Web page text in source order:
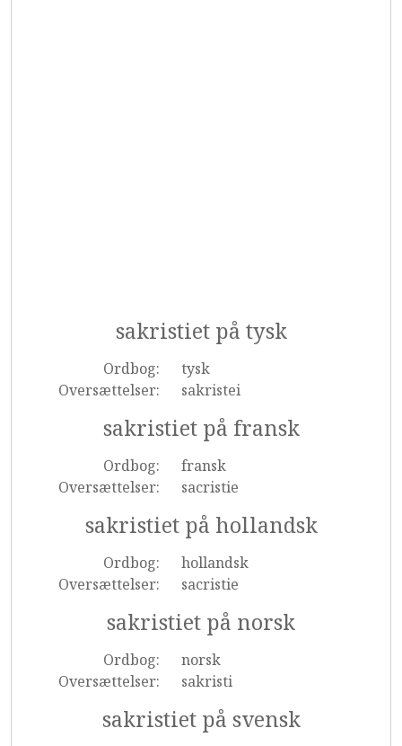
sakristiet på tysk
Ordbog:
tysk
Oversættelser:
sakristei
sakristiet på fransk
Ordbog:
fransk
Oversættelser:
sacristie
sakristiet på hollandsk
Ordbog:
hollandsk
Oversættelser:
sacristie
sakristiet på norsk
Ordbog:
norsk
Oversættelser:
sakristi
sakristiet på svensk